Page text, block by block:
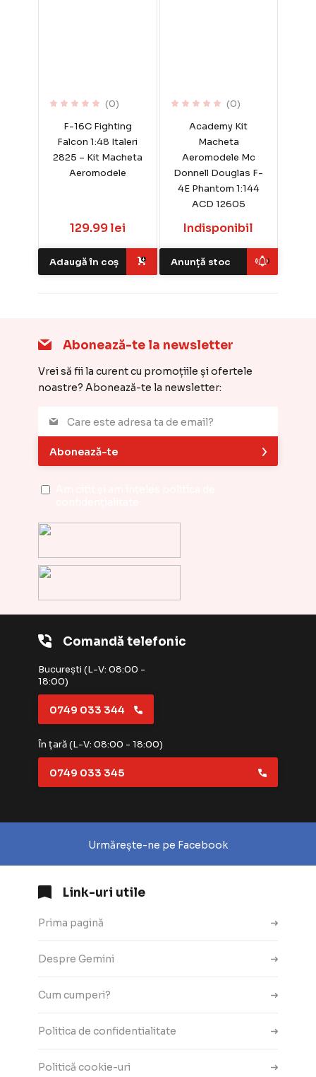
(0)
F-16C Fighting
Falcon 1:48 Italeri
2825 – Kit Macheta
Aeromodele
129.99 lei
Adaugă în coș
(0)
Academy Kit
Macheta
Aeromodele Mc
Donnell Douglas F-
4E Phantom 1:144
ACD 12605
Indisponibil
Anunță stoc
Comandă telefonic
București (L-V: 08:00 -
18:00)
0749 033 344
În țară (L-V: 08:00 - 18:00)
0749 033 345
Urmărește-ne pe Facebook
Link-uri utile
Prima pagină
Despre Gemini
Cum cumperi?
Politica de confidentialitate
Politică cookie-uri
Abonează-te la newsletter
Vrei să fii la curent cu promoțiile și ofertele
noastre? Abonează-te la newsletter:
Abonează-te